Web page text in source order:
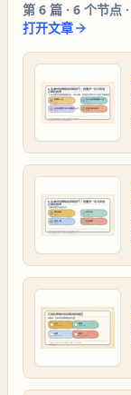
第 6 篇 · 6 个节点 ·
打开文章